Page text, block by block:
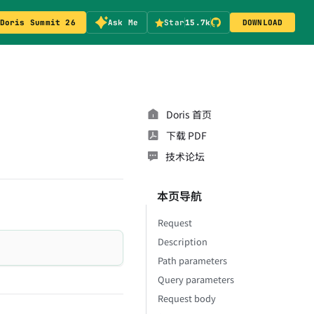
Doris Summit 26 Ask Me Star15.7k DOWNLOAD
Doris 首页
下载 PDF
技术论坛
本页导航
Request
Description
Path parameters
Query parameters
Request body